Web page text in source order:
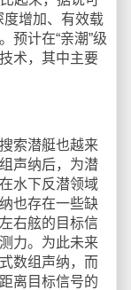
度增加、有效载
预计在“亲潮”级
术，其中主要
索潜艇也越来
声纳后，为潜
水下反潜领域
也存在一些缺
右舷的目标信
力。为此未来
数组声纳，而
离目标信号的